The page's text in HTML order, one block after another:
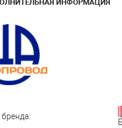
ИНФОРМАЦИЯ